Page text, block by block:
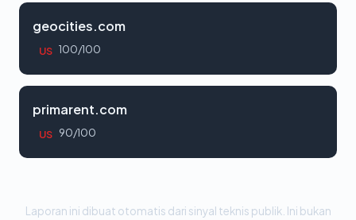
geocities.com
US 100/100
primarent.com
US 90/100
Laporan ini dibuat otomatis dari sinyal teknis publik. Ini bukan